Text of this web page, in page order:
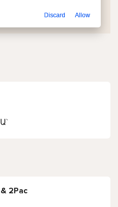
2Pac
Discard Allow